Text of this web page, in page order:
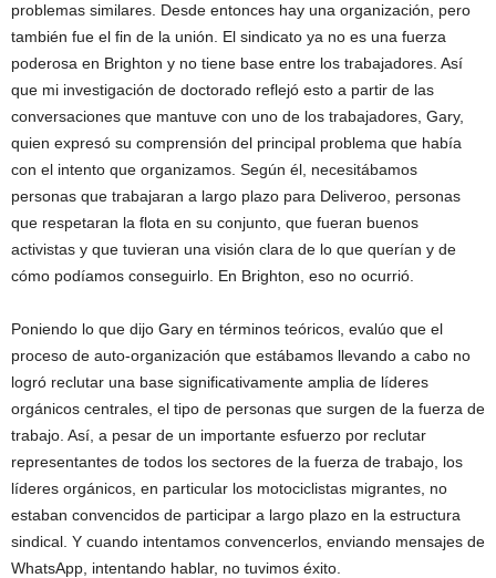
problemas similares. Desde entonces hay una organización, pero
también fue el fin de la unión. El sindicato ya no es una fuerza
poderosa en Brighton y no tiene base entre los trabajadores. Así
que mi investigación de doctorado reflejó esto a partir de las
conversaciones que mantuve con uno de los trabajadores, Gary,
quien expresó su comprensión del principal problema que había
con el intento que organizamos. Según él, necesitábamos
personas que trabajaran a largo plazo para Deliveroo, personas
que respetaran la flota en su conjunto, que fueran buenos
activistas y que tuvieran una visión clara de lo que querían y de
cómo podíamos conseguirlo. En Brighton, eso no ocurrió.
Poniendo lo que dijo Gary en términos teóricos, evalúo que el
proceso de auto-organización que estábamos llevando a cabo no
logró reclutar una base significativamente amplia de líderes
orgánicos centrales, el tipo de personas que surgen de la fuerza de
trabajo. Así, a pesar de un importante esfuerzo por reclutar
representantes de todos los sectores de la fuerza de trabajo, los
líderes orgánicos, en particular los motociclistas migrantes, no
estaban convencidos de participar a largo plazo en la estructura
sindical. Y cuando intentamos convencerlos, enviando mensajes de
WhatsApp, intentando hablar, no tuvimos éxito.